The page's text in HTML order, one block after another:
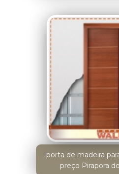
porta de madeira
preço Pirapora